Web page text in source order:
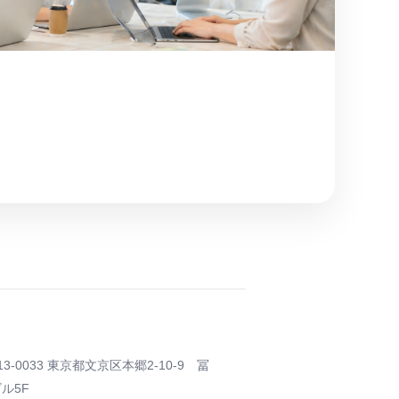
0033 東京都文京区本郷2-10-9 冨
5F